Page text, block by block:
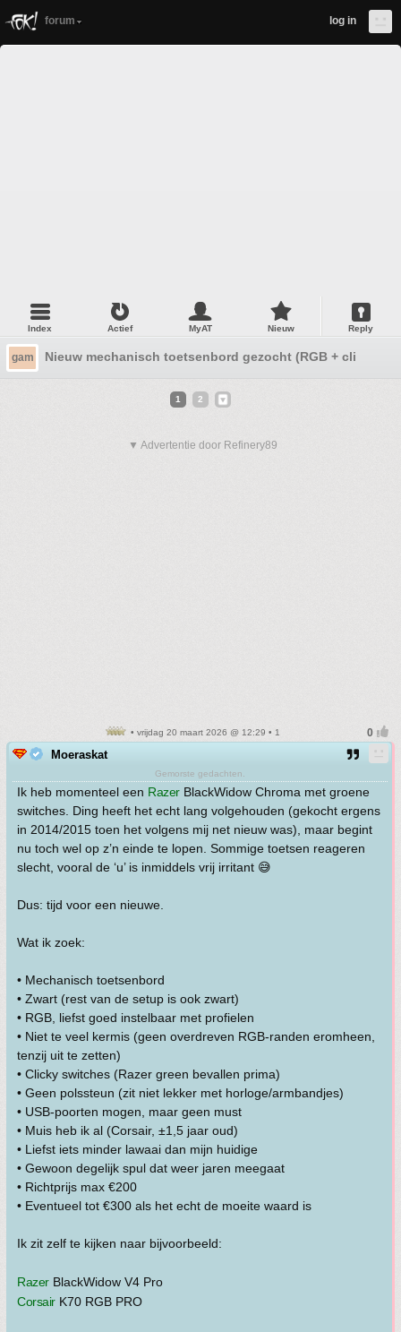
forum log in
Index Actief MyAT Nieuw Reply
gam Nieuw mechanisch toetsenbord gezocht (RGB + clicky
1 2
▼ Advertentie door Refinery89
• vrijdag 20 maart 2026 @ 12:29 • 1
Moeraskat
Gemorste gedachten.
Ik heb momenteel een RazerBlackWidow Chroma met groene
switches. Ding heeft het echt lang volgehouden (gekocht ergens
in 2014/2015 toen het volgens mij net nieuw was), maar begint
nu toch wel op z’n einde te lopen. Sommige toetsen reageren
slecht, vooral de ‘u’ is inmiddels vrij irritant 😅
Dus: tijd voor een nieuwe.
Wat ik zoek:
• Mechanisch toetsenbord
• Zwart (rest van de setup is ook zwart)
• RGB, liefst goed instelbaar met profielen
• Niet te veel kermis (geen overdreven RGB-randen eromheen,
tenzij uit te zetten)
• Clicky switches (Razer green bevallen prima)
• Geen polssteun (zit niet lekker met horloge/armbandjes)
• USB-poorten mogen, maar geen must
• Muis heb ik al (Corsair, ±1,5 jaar oud)
• Liefst iets minder lawaai dan mijn huidige
• Gewoon degelijk spul dat weer jaren meegaat
• Richtprijs max €200
• Eventueel tot €300 als het echt de moeite waard is
Ik zit zelf te kijken naar bijvoorbeeld:
RazerBlackWidow V4 Pro
CorsairK70 RGB PRO